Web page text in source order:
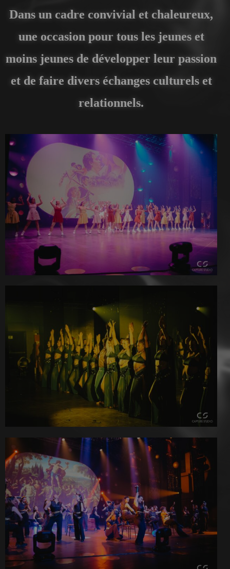
Dans un cadre convivial et chaleureux,
une occasion pour tous les jeunes et
moins jeunes de développer leur passion
et de faire divers échanges culturels et
relationnels.